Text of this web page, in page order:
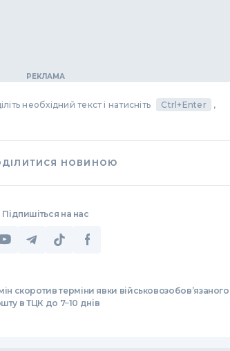
необхідний текст і натисніть Ctrl+Enter ,
НОВИНОЮ
Підпишіться на нас
скоротив терміни явки військовозобов’язаного
в ТЦК до 7−10 днів